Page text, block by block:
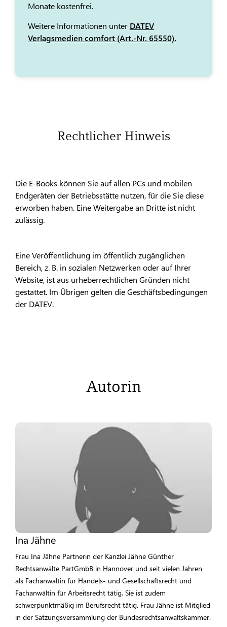
Monate kostenfrei.
Weitere Informationen unter DATEV
Verlagsmedien comfort (Art.-Nr. 65550).
Rechtlicher Hinweis
Die E-Books können Sie auf allen PCs und mobilen
Endgeräten der Betriebsstätte nutzen, für die Sie diese
erworben haben. Eine Weitergabe an Dritte ist nicht
zulässig.
Eine Veröffentlichung im öffentlich zugänglichen
Bereich, z. B. in sozialen Netzwerken oder auf Ihrer
Website, ist aus urheberrechtlichen Gründen nicht
gestattet. Im Übrigen gelten die Geschäftsbedingungen
der DATEV.
Autorin
Ina Jähne
Frau Ina Jähne Partnerin der Kanzlei Jähne Günther
Rechtsanwälte PartGmbB in Hannover und seit vielen Jahren
als Fachanwältin für Handels- und Gesellschaftsrecht und
Fachanwältin für Arbeitsrecht tätig. Sie ist zudem
schwerpunktmäßig im Berufsrecht tätig. Frau Jähne ist Mitglied
in der Satzungsversammlung der Bundesrechtsanwaltskammer.